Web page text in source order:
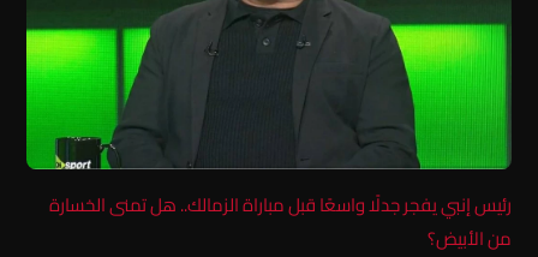
رئيس إنبي يفجر جدلًا واسعًا قبل مباراة الزمالك.. هل تمنى الخسارة
من الأبيض؟